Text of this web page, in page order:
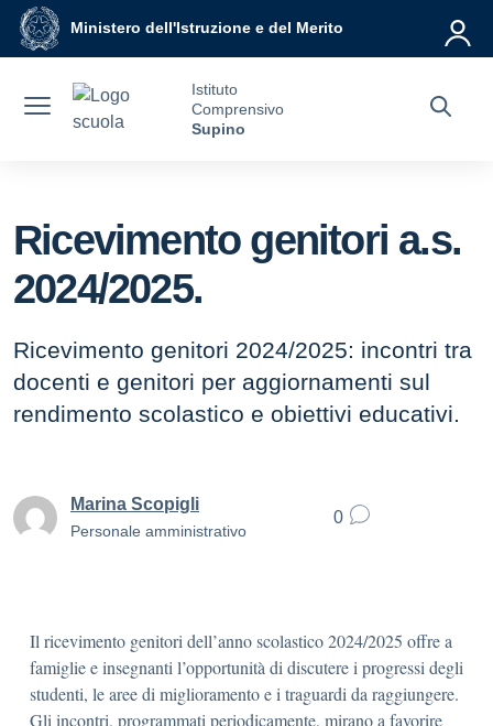
Vai ai contenuti
Vai al menu di navigazione
Vai al footer
Ministero dell'Istruzione e del Merito
Istituto
Comprensivo
Supino
Ricevimento genitori a.s.
2024/2025.
Ricevimento genitori 2024/2025: incontri tra
docenti e genitori per aggiornamenti sul
rendimento scolastico e obiettivi educativi.
Marina Scopigli
Personale amministrativo
0
Il ricevimento genitori dell’anno scolastico 2024/2025 offre a
famiglie e insegnanti l’opportunità di discutere i progressi degli
studenti, le aree di miglioramento e i traguardi da raggiungere.
Gli incontri, programmati periodicamente, mirano a favorire